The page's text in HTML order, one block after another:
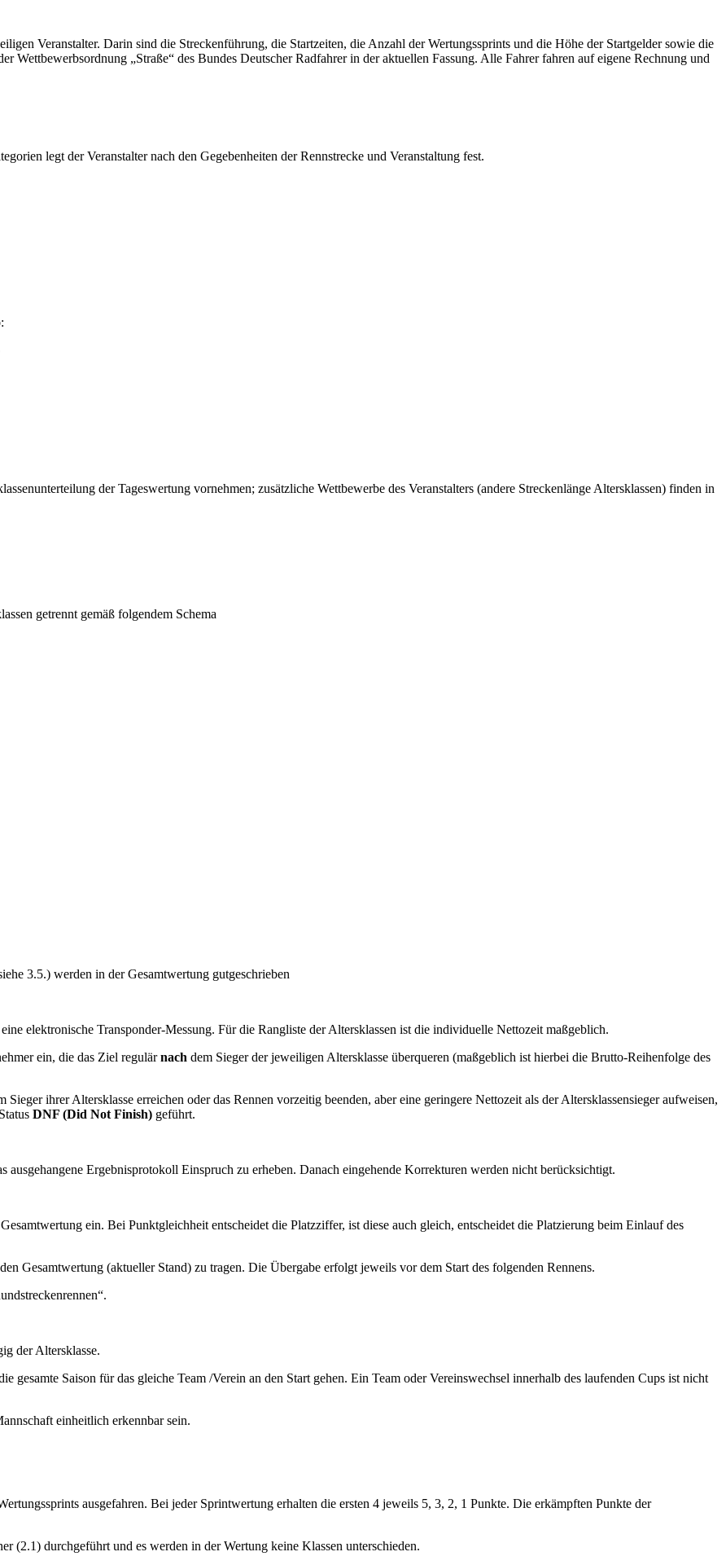
Veranstalter. Darin sind die Streckenführung, die Startzeiten, die Anzahl der Wertungssprints und die Höhe der Startgelder sowie die
Wettbewerbsordnung „Straße“ des Bundes Deutscher Radfahrer in der aktuellen Fassung. Alle Fahrer fahren auf eigene Rechnung und
legt der Veranstalter nach den Gegebenheiten der Rennstrecke und Veranstaltung fest.
der Tageswertung vornehmen; zusätzliche Wettbewerbe des Veranstalters (andere Streckenlänge Altersklassen) finden in
getrennt gemäß folgendem Schema
3.5.) werden in der Gesamtwertung gutgeschrieben
elektronische Transponder-Messung. Für die Rangliste der Altersklassen ist die individuelle Nettozeit maßgeblich.
ein, die das Ziel regulärnach dem Sieger der jeweiligen Altersklasse überqueren (maßgeblich ist hierbei die Brutto-Reihenfolge des
Sieger ihrer Altersklasse erreichen oder das Rennen vorzeitig beenden, aber eine geringere Nettozeit als der Altersklassensieger aufweisen,
DNF (Did Not Finish) geführt.
Ergebnisprotokoll Einspruch zu erheben. Danach eingehende Korrekturen werden nicht berücksichtigt.
ein. Bei Punktgleichheit entscheidet die Platzziffer, ist diese auch gleich, entscheidet die Platzierung beim Einlauf des
Gesamtwertung (aktueller Stand) zu tragen. Die Übergabe erfolgt jeweils vor dem Start des folgenden Rennens.
der Altersklasse.
gesamte Saison für das gleiche Team /Verein an den Start gehen. Ein Team oder Vereinswechsel innerhalb des laufenden Cups ist nicht
einheitlich erkennbar sein.
ausgefahren. Bei jeder Sprintwertung erhalten die ersten 4 jeweils 5, 3, 2, 1 Punkte. Die erkämpften Punkte der
(2.1) durchgeführt und es werden in der Wertung keine Klassen unterschieden.